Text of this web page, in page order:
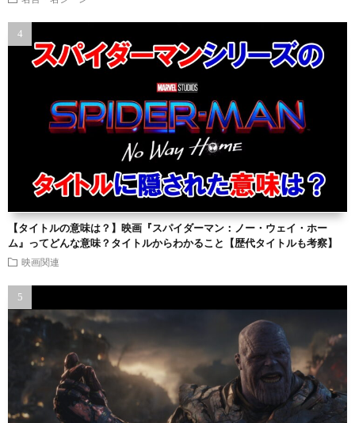
【タイトルの意味は？】映画『スパイダーマン：ノー・ウェイ・ホー
ム』ってどんな意味？タイトルからわかること【歴代タイトルも考察】
映画関連